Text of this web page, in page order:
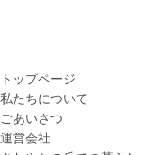
トップページ
私たちについて
ごあいさつ
運営会社